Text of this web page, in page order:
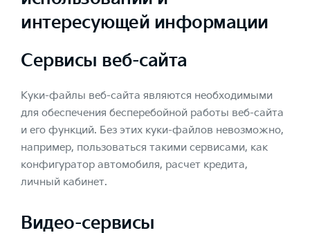
интересующей информации
Сервисы веб-сайта
Куки-файлы веб-сайта являются необходимыми
для обеспечения бесперебойной работы веб-сайта
и его функций. Без этих куки-файлов невозможно,
например, пользоваться такими сервисами, как
конфигуратор автомобиля, расчет кредита,
личный кабинет.
Видео-сервисы